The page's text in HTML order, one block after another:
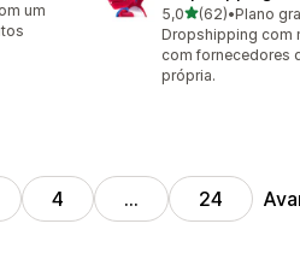
um
5,0de 5 estrelas
(62)
62 avaliações ao
•Plano
Dropshipping com
com fornecedores
própria.
4 … 24